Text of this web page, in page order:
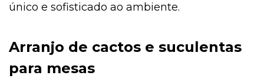
único e sofisticado ao ambiente.
Arranjo de cactos e suculentas
para mesas